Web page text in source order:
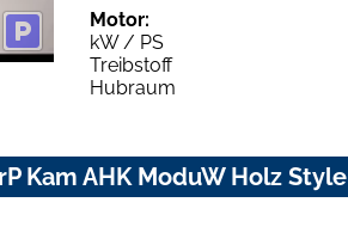
Motor:
kW / PS
Treibstoff
Hubraum
Kam AHK ModuW Holz Style